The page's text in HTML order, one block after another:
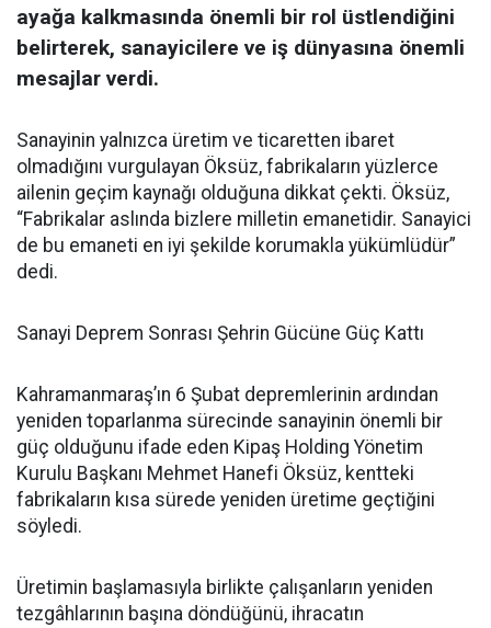
ayağa kalkmasında önemli bir rol üstlendiğini
belirterek, sanayicilere ve iş dünyasına önemli
mesajlar verdi.
Sanayinin yalnızca üretim ve ticaretten ibaret
olmadığını vurgulayan Öksüz, fabrikaların yüzlerce
ailenin geçim kaynağı olduğuna dikkat çekti. Öksüz,
“Fabrikalar aslında bizlere milletin emanetidir. Sanayici
de bu emaneti en iyi şekilde korumakla yükümlüdür”
dedi.
Sanayi Deprem Sonrası Şehrin Gücüne Güç Kattı
Kahramanmaraş’ın 6 Şubat depremlerinin ardından
yeniden toparlanma sürecinde sanayinin önemli bir
güç olduğunu ifade eden Kipaş Holding Yönetim
Kurulu Başkanı Mehmet Hanefi Öksüz, kentteki
fabrikaların kısa sürede yeniden üretime geçtiğini
söyledi.
Üretimin başlamasıyla birlikte çalışanların yeniden
tezgâhlarının başına döndüğünü, ihracatın